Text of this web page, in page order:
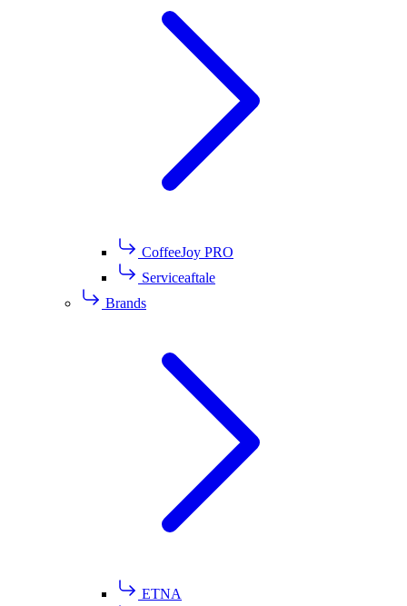
CoffeeJoy PRO
Serviceaftale
Brands
ETNA